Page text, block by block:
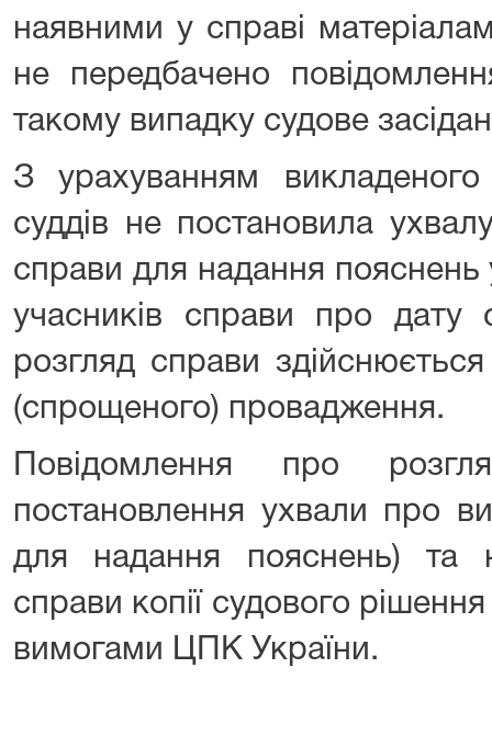
наявними у справі
не передбачено
такому випадку судове
З урахуванням
суддів не постановила
справи для надання пояснень
учасників справи про дату
розгляд справи
(спрощеного) провадження.
Повідомлення про
постановлення ухвали про
для надання пояснень) та
справи копії судового
вимогами ЦПК України.